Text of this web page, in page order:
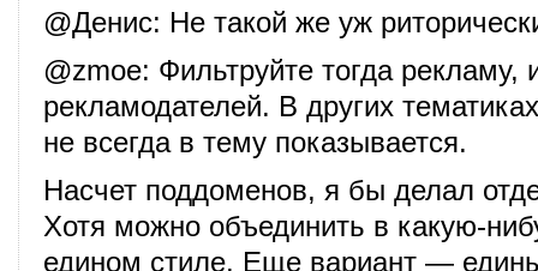
@Денис: Не такой же уж
@zmoe: Фильтруйте тогда
рекламодателей. В других
не всегда в тему показывается.
Насчет поддоменов, я бы делал
Хотя можно объединить в какую-
едином стиле. Еще вариант —